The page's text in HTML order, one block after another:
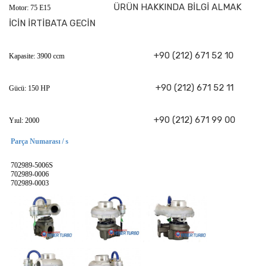
Motor: 75 E15 ÜRÜN HAKKINDA BİLGİ ALMAK
İCİN İRTİBATA GECİN
Kapasite: 3900 ccm +90 (212) 671 52 10
Gücü: 150 HP +90 (212) 671 52 11
Yıul: 2000 +90 (212) 671 99 00
Parça Numarası / s
702989-5006S
702989-0006
702989-0003